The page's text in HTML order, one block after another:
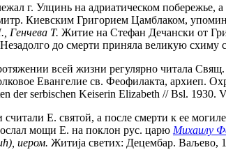
г. Улцинь на адриатическом побережье,
Киевским Григорием Цамблаком,
Генчева Т. Житие на Стефан Дечански от
до смерти приняла великую
всей жизни регулярно читала
Евангелие св. Феофилакта, архиеп.
der serbischen Keiserin Elizabeth // Bsl. 1930.
Е. святой, а после смерти к ее
мощи Е. на поклон рус. царю Михаилу
иером. Житиja светих: Децембар. Ваљево,